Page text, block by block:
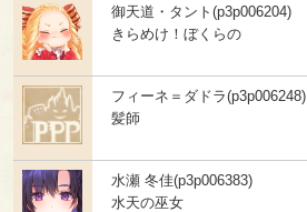
御天道・タント(p3p006204)
きらめけ！ぼくらの
フィーネ＝ダドラ(p3p006248)
髪師
水瀬 冬佳(p3p006383)
水天の巫女